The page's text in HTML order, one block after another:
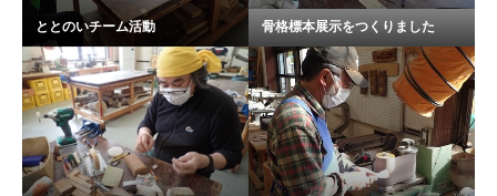
ととのいチーム活動 骨格標本展示をつくりました